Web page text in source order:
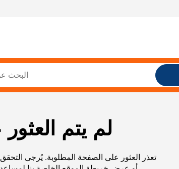
لم يتم
تعذر العثور على الصفحة المطلوبة. يُرجى